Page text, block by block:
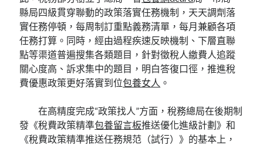
縣局四級貫穿聯動的政策落實任務機制，天天調劑落
實任務停頓，每周制訂重點義務清單，每月兼顧各項
任務打算。同時，經由過程疾速反映機制、下層直聯
點等渠道普遍搜集各類題目，針對徵稅人繳費人追蹤
關心度高、訴求集中的題目，明白答復口徑，推進稅
費優惠政策更好落實到位包養女人 。
在高精度完成“政策找人”方面，稅務總局在後期制
發《稅費政策精準包養留言板推送優化進級計劃》和
《稅費政策精準推送任務規范（試行）》的基本上，